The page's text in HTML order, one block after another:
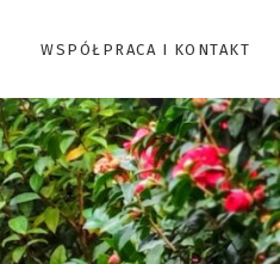
WSPÓŁPRACA I KONTAKT